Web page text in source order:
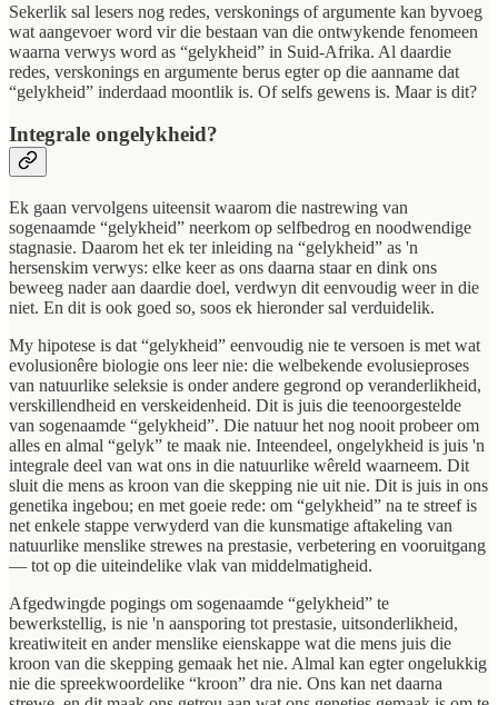
Sekerlik sal lesers nog redes, verskonings of argumente kan byvoeg
wat aangevoer word vir die bestaan van die ontwykende fenomeen
waarna verwys word as “gelykheid” in Suid-Afrika. Al daardie
redes, verskonings en argumente berus egter op die aanname dat
“gelykheid” inderdaad moontlik is. Of selfs gewens is. Maar is dit?
Integrale ongelykheid?
Ek gaan vervolgens uiteensit waarom die nastrewing van
sogenaamde “gelykheid” neerkom op selfbedrog en noodwendige
stagnasie. Daarom het ek ter inleiding na “gelykheid” as 'n
hersenskim verwys: elke keer as ons daarna staar en dink ons
beweeg nader aan daardie doel, verdwyn dit eenvoudig weer in die
niet. En dit is ook goed so, soos ek hieronder sal verduidelik.
My hipotese is dat “gelykheid” eenvoudig nie te versoen is met wat
evolusionêre biologie ons leer nie: die welbekende evolusieproses
van natuurlike seleksie is onder andere gegrond op veranderlikheid,
verskillendheid en verskeidenheid. Dit is juis die teenoorgestelde
van sogenaamde “gelykheid”. Die natuur het nog nooit probeer om
alles en almal “gelyk” te maak nie. Inteendeel, ongelykheid is juis 'n
integrale deel van wat ons in die natuurlike wêreld waarneem. Dit
sluit die mens as kroon van die skepping nie uit nie. Dit is juis in ons
genetika ingebou; en met goeie rede: om “gelykheid” na te streef is
net enkele stappe verwyderd van die kunsmatige aftakeling van
natuurlike menslike strewes na prestasie, verbetering en vooruitgang
— tot op die uiteindelike vlak van middelmatigheid.
Afgedwingde pogings om sogenaamde “gelykheid” te
bewerkstellig, is nie 'n aansporing tot prestasie, uitsonderlikheid,
kreatiwiteit en ander menslike eienskappe wat die mens juis die
kroon van die skepping gemaak het nie. Almal kan egter ongelukkig
nie die spreekwoordelike “kroon” dra nie. Ons kan net daarna